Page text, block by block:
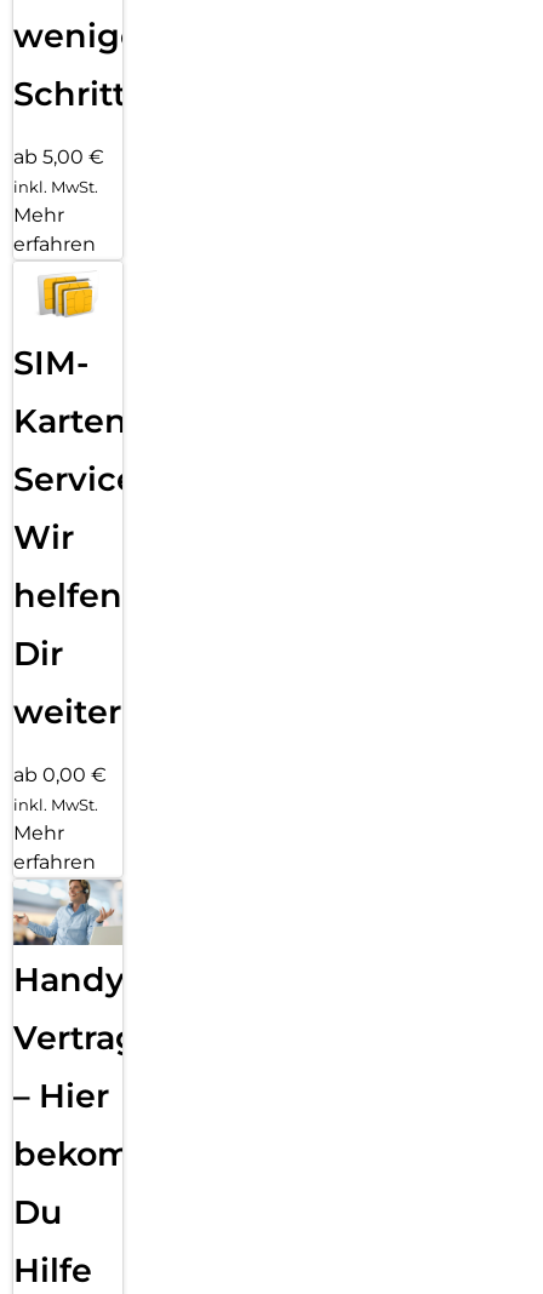
wenigen
Schritten
ab 5,00 €
inkl. MwSt.
Mehr
erfahren
SIM-
Karten
Service:
Wir
helfen
Dir
weiter
ab 0,00 €
inkl. MwSt.
Mehr
erfahren
Handy
Vertragsabwicklung
– Hier
bekommst
Du
Hilfe